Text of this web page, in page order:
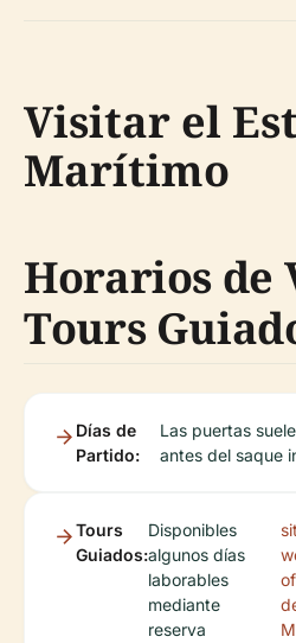
Visitar el
Marítimo
Horarios de
Tours
Días de
Partido:
Las puertas
antes del saque
Tours
Guiados:
Disponibles
algunos días
laborables
mediante
reserva